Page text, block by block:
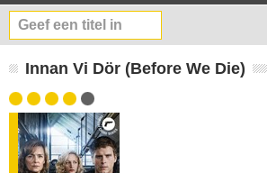
Innan Vi Dör (Before We Die)